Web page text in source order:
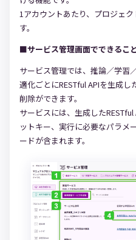
1アカウントあたり、プロジェ
す。
■サービス管理画面でできること
サービス管理では、推論／学習
適化ごとにRESTful APIを生成
削除ができます。
サービスには、生成した
ットキー、実行に必要なパラメ
ードが含まれます。